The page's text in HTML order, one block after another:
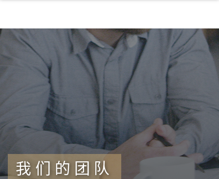
我们的团队